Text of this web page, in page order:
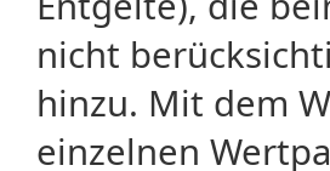
nicht
hinzu. Mit dem
einzelnen